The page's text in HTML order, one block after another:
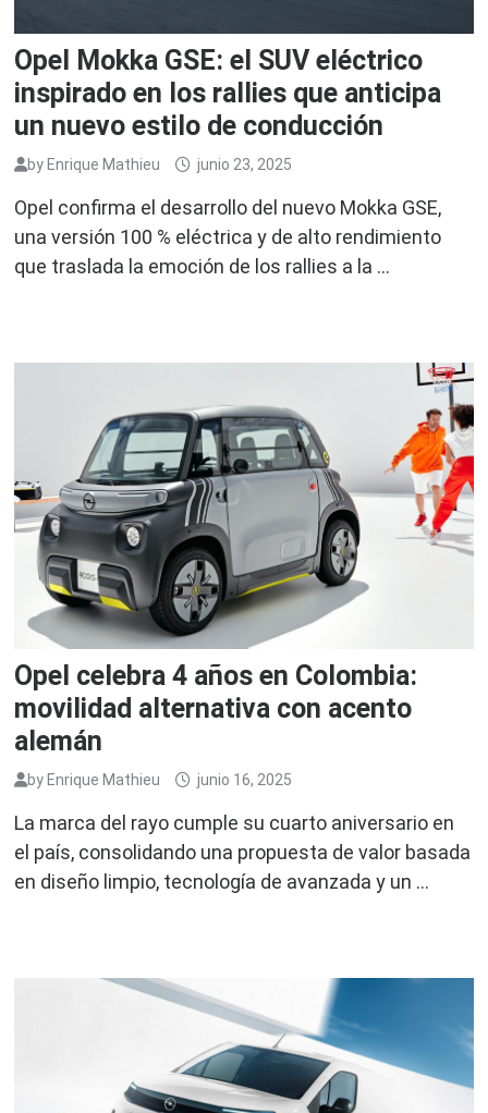
Opel Mokka GSE: el SUV eléctrico
inspirado en los rallies que anticipa
un nuevo estilo de conducción
by Enrique Mathieu junio 23, 2025
Opel confirma el desarrollo del nuevo Mokka GSE,
una versión 100 % eléctrica y de alto rendimiento
que traslada la emoción de los rallies a la …
Opel celebra 4 años en Colombia:
movilidad alternativa con acento
alemán
by Enrique Mathieu junio 16, 2025
La marca del rayo cumple su cuarto aniversario en
el país, consolidando una propuesta de valor basada
en diseño limpio, tecnología de avanzada y un …